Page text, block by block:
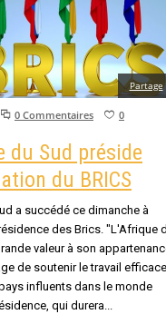
Partage
0 Commentaires 0
du Sud préside
du BRICS
a succédé ce dimanche à
des Brics. "L'Afrique
valeur à son
de soutenir le travail
influents dans le monde
qui durera